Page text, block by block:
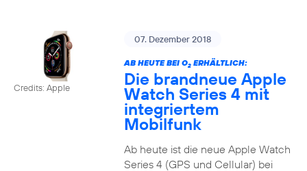
Credits: Apple
07. Dezember 2018
AB HEUTE BEI O2ERHÄLTLICH:
Die brandneue Apple
Watch Series 4 mit
integriertem
Mobilfunk
Ab heute ist die neue Apple Watch
Series 4 (GPS und Cellular) bei